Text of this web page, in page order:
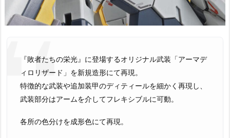
『敗者たちの栄光』に登場するオリジナル武装「アーマデ
ィロリザード」を新規造形にて再現。
特徴的な武装や追加装甲のディティールを細かく再現し、
武装部分はアームを介してフレキシブルに可動。
各所の色分けを成形色にて再現。